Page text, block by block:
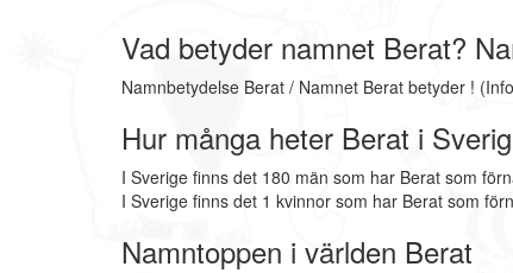
Vad betyder namnet Berat?
Namnbetydelse Berat / Namnet Berat betyder !
Hur många heter Berat i
I Sverige finns det 180 män som har Berat som
I Sverige finns det 1 kvinnor som har Berat som
Namntoppen i världen Berat